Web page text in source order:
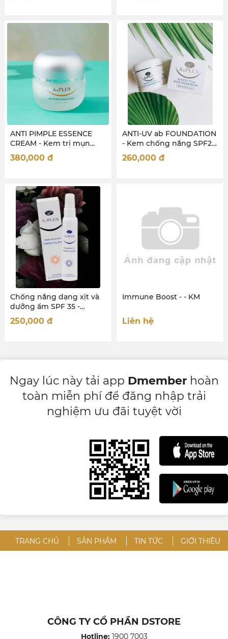
ANTI PIMPLE ESSENCE
CREAM - Kem trị mụn
30ml
380,000 đ
ANTI-UV ab FOUNDATION
- Kem chống nắng SPF25
30ml
260,000 đ
Chống nắng dạng xịt và
dưỡng ẩm SPF 35 -
MOISTURIZING SUN
PROTECTION UV SPRAY
250,000 đ
Immune Boost - - KM
Liên hệ
Ngay lúc này tải app Dmemberhoàn
toàn miễn phí để đăng nhập trải
nghiệm ưu đãi tuyệt vời
TRANG CHỦ SẢN PHẨM TIN TỨC GIỚI THIỆU
CÔNG TY CỔ PHẦN DSTORE
Hotline:1900 7003